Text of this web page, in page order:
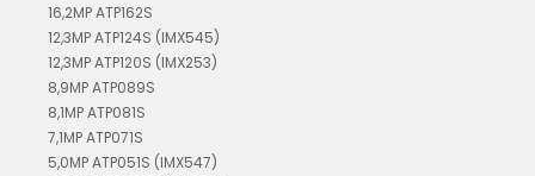
16,2MP ATP162S
12,3MP ATP124S (IMX545)
12,3MP ATP120S (IMX253)
8,9MP ATP089S
8,1MP ATP081S
7,1MP ATP071S
5,0MP ATP051S (IMX547)